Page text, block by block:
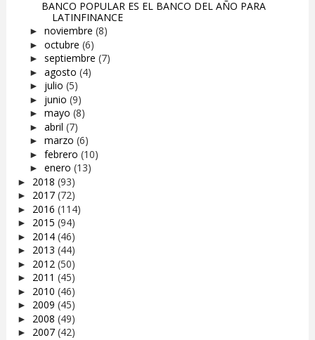
BANCO POPULAR ES EL BANCO DEL AÑO PARA
LATINFINANCE
► noviembre (8)
► octubre (6)
► septiembre (7)
► agosto (4)
► julio (5)
► junio (9)
► mayo (8)
► abril (7)
► marzo (6)
► febrero (10)
► enero (13)
► 2018 (93)
► 2017 (72)
► 2016 (114)
► 2015 (94)
► 2014 (46)
► 2013 (44)
► 2012 (50)
► 2011 (45)
► 2010 (46)
► 2009 (45)
► 2008 (49)
► 2007 (42)